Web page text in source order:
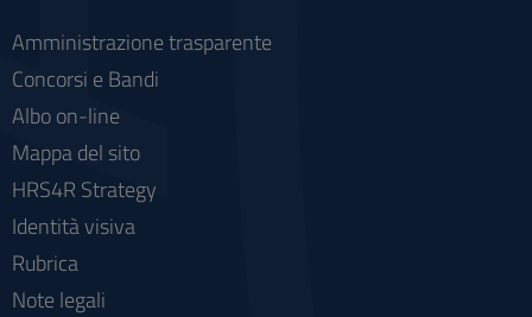
Amministrazione trasparente
Concorsi e Bandi
Albo on-line
Mappa del sito
HRS4R Strategy
Identità visiva
Rubrica
Note legali